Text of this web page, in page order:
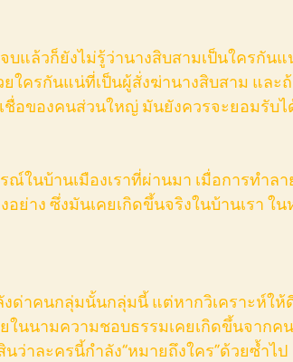
ใครกันแน่ที่เป็นผู้สั่งฆ่านางสิบสาม และ
ชื่อของคนส่วนใหญ่ มันยังควรจะยอมรับไ
ในบ้านเมืองเราที่ผ่านมา เมื่อการทำลา
ย่าง ซึ่งมันเคยเกิดขึ้นจริงในบ้านเรา ใ
ด่าคนกลุ่มนั้นกลุ่มนี้ แต่หากวิเคราะห์ให้
ในนามความชอบธรรมเคยเกิดขึ้นจากค
ว่าละครนี้กำลัง“หมายถึงใคร”ด้วยซ้ำไป